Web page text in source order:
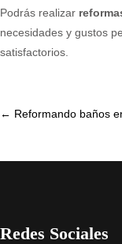
Podrás realizar
necesidades y gustos
satisfactorios.
Post
← Reformando baños
Redes Sociales